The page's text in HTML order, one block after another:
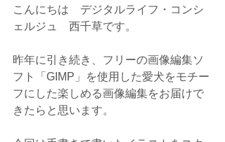
こんにちは　デジタルライフ・コンシ
ェルジュ　西千草です。
昨年に引き続き、フリーの画像編集ソ
フト「GIMP」を使用した愛犬をモチー
フにした楽しめる画像編集をお届けで
きたらと思います。